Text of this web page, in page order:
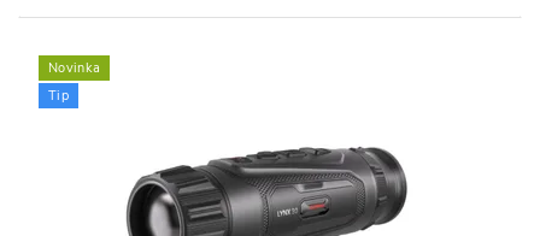
Novinka
Tip